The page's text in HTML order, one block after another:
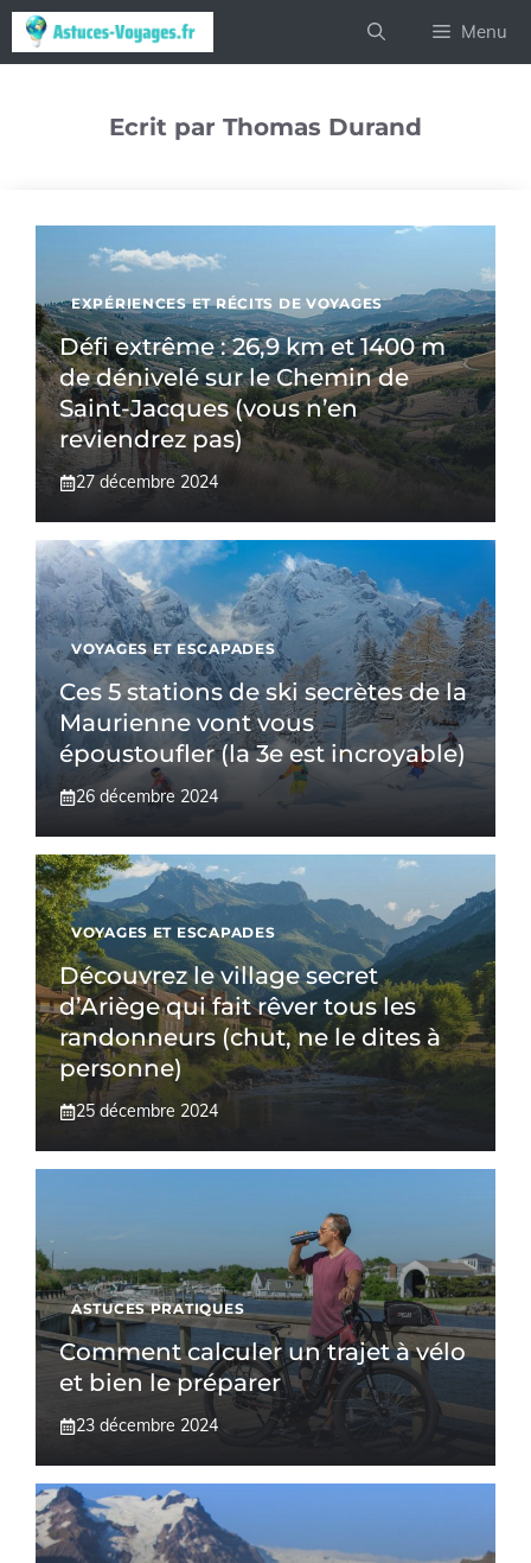
Aller
au
Menu
Ecrit par Thomas Durand
EXPÉRIENCES ET RÉCITS DE VOYAGES
Défi extrême : 26,9 km et 1400 m
de dénivelé sur le Chemin de
Saint-Jacques (vous n’en
reviendrez pas)
27 décembre 2024
VOYAGES ET ESCAPADES
Ces 5 stations de ski secrètes de la
Maurienne vont vous
époustoufler (la 3e est incroyable)
26 décembre 2024
VOYAGES ET ESCAPADES
Découvrez le village secret
d’Ariège qui fait rêver tous les
randonneurs (chut, ne le dites à
personne)
25 décembre 2024
ASTUCES PRATIQUES
Comment calculer un trajet à vélo
et bien le préparer
23 décembre 2024